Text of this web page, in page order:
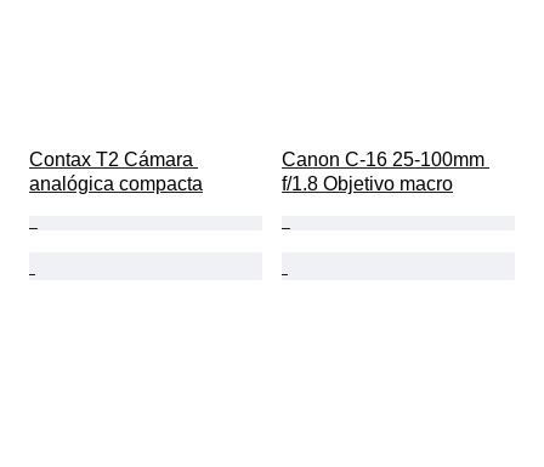
Contax T2 Cámara
analógica compacta
Canon C-16 25-100mm
f/1.8 Objetivo macro